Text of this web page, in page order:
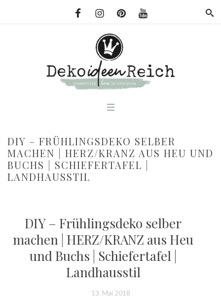
DIY – FRÜHLINGSDEKO SELBER
MACHEN | HERZ/KRANZ AUS HEU UND
BUCHS | SCHIEFERTAFEL |
LANDHAUSSTIL
DIY – Frühlingsdeko selber
machen | HERZ/KRANZ aus Heu
und Buchs | Schiefertafel |
Landhausstil
13. Mai 2018